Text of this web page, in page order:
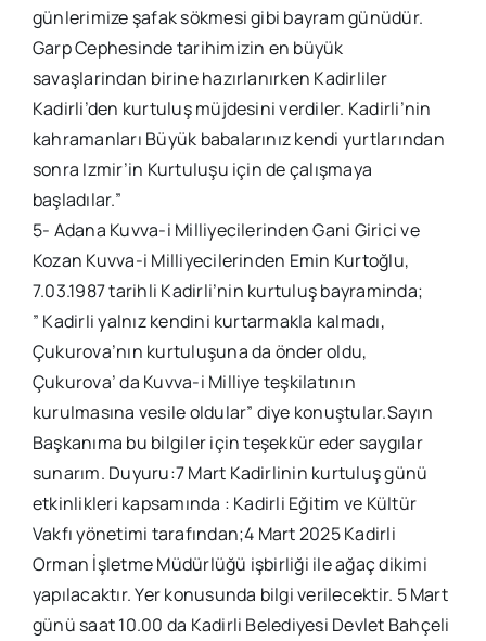
günlerimize şafak sökmesi gibi bayram günüdür.
Garp Cephesinde tarihimizin en büyük
savaşlarindan birine hazırlanırken Kadirliler
Kadirli’den kurtuluş müjdesini verdiler. Kadirli’nin
kahramanları Büyük babalarınız kendi yurtlarından
sonra Izmir’in Kurtuluşu için de çalışmaya
başladılar.”
5- Adana Kuvva-i Milliyecilerinden Gani Girici ve
Kozan Kuvva-i Milliyecilerinden Emin Kurtoğlu,
7.03.1987 tarihli Kadirli’nin kurtuluş bayraminda;
” Kadirli yalnız kendini kurtarmakla kalmadı,
Çukurova’nın kurtuluşuna da önder oldu,
Çukurova’ da Kuvva-i Milliye teşkilatının
kurulmasına vesile oldular” diye konuştular.Sayın
Başkanıma bu bilgiler için teşekkür eder saygılar
sunarım. Duyuru:7 Mart Kadirlinin kurtuluş günü
etkinlikleri kapsamında : Kadirli Eğitim ve Kültür
Vakfı yönetimi tarafından;4 Mart 2025 Kadirli
Orman İşletme Müdürlüğü işbirliği ile ağaç dikimi
yapılacaktır. Yer konusunda bilgi verilecektir. 5 Mart
günü saat 10.00 da Kadirli Belediyesi Devlet Bahçeli